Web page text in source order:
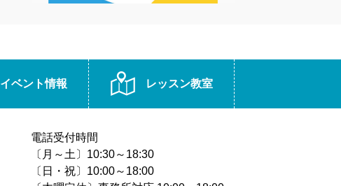
イベント情報 レッスン教室
電話受付時間
〔月～土〕10:30～18:30
〔日・祝〕10:00～18:00